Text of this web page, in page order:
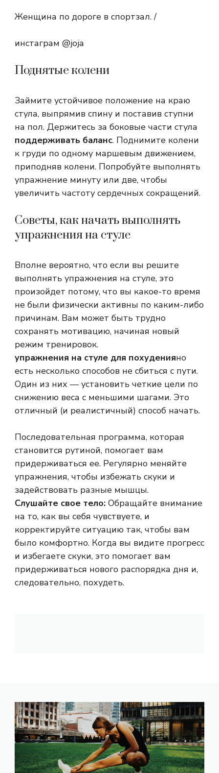
Женщина по дороге в спортзал. /
инстаграм @joja
Поднятые колени
Займите устойчивое положение на краю
стула, выпрямив спину и поставив ступни
на пол. Держитесь за боковые части стула
поддерживать баланс. Поднимите колени
к груди по одному маршевым движением,
приподняв колени. Попробуйте выполнять
упражнение минуту или две, чтобы
увеличить частоту сердечных сокращений.
Советы, как начать выполнять
упражнения на стуле
Вполне вероятно, что если вы решите
выполнять упражнения на стуле, это
произойдет потому, что вы какое-то время
не были физически активны по каким-либо
причинам. Вам может быть трудно
сохранять мотивацию, начиная новый
режим тренировок.
упражнения на стуле для похуденияно
есть несколько способов не сбиться с пути.
Один из них — установить четкие цели по
снижению веса с меньшими шагами. Это
отличный (и реалистичный) способ начать.
Последовательная программа, которая
становится рутиной, помогает вам
придерживаться ее. Регулярно меняйте
упражнения, чтобы избежать скуки и
задействовать разные мышцы.
Слушайте свое тело: Обращайте внимание
на то, как вы себя чувствуете, и
корректируйте ситуацию так, чтобы вам
было комфортно. Когда вы видите прогресс
и избегаете скуки, это помогает вам
придерживаться нового распорядка дня и,
следовательно, похудеть.